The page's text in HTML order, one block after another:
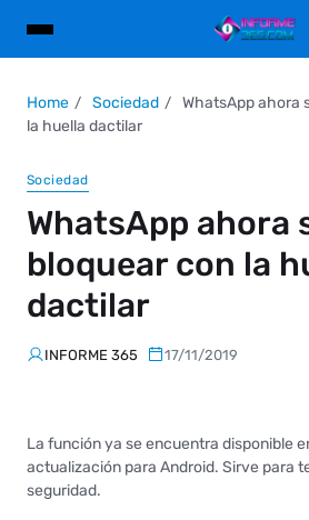
Home Sociedad
WhatsApp ahora
la huella dactilar
Sociedad
WhatsApp ahora
bloquear con la
dactilar
INFORME 365 17/11/2019
La función ya se encuentra disponible
actualización para Android. Sirve para
seguridad.